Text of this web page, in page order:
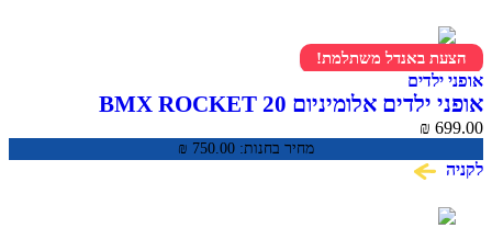
הצעת באנדל משתלמת!
אופני ילדים
אופני ילדים אלומיניום BMX ROCKET 20
מחיר בחנות: ₪ 750.00
₪ 699.00
לקניה